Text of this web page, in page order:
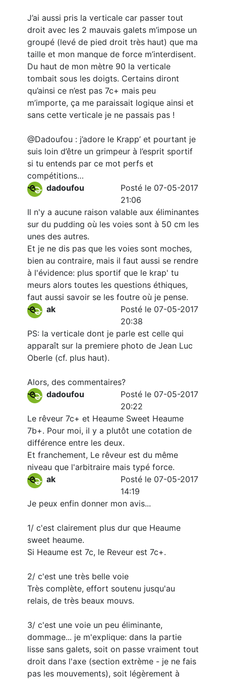
J’ai aussi pris la verticale car passer tout
droit avec les 2 mauvais galets m’impose un
groupé (levé de pied droit très haut) que ma
taille et mon manque de force m’interdisent.
Du haut de mon mètre 90 la verticale
tombait sous les doigts. Certains diront
qu’ainsi ce n’est pas 7c+ mais peu
m’importe, ça me paraissait logique ainsi et
sans cette verticale je ne passais pas !
@Dadoufou : j’adore le Krapp’ et pourtant je
suis loin d’être un grimpeur à l’esprit sportif
si tu entends par ce mot perfs et
compétitions…
dadoufou
Posté le 07-05-2017
21:06
Il n'y a aucune raison valable aux éliminantes
sur du pudding où les voies sont à 50 cm les
unes des autres.
Et je ne dis pas que les voies sont moches,
bien au contraire, mais il faut aussi se rendre
à l'évidence: plus sportif que le krap' tu
meurs alors toutes les questions éthiques,
faut aussi savoir se les foutre où je pense.
ak
Posté le 07-05-2017
20:38
PS: la verticale dont je parle est celle qui
apparaît sur la premiere photo de Jean Luc
Oberle (cf. plus haut).
Alors, des commentaires?
dadoufou
Posté le 07-05-2017
20:22
Le rêveur 7c+ et Heaume Sweet Heaume
7b+. Pour moi, il y a plutôt une cotation de
différence entre les deux.
Et franchement, Le rêveur est du même
niveau que l'arbitraire mais typé force.
ak
Posté le 07-05-2017
14:19
Je peux enfin donner mon avis...
1/ c'est clairement plus dur que Heaume
sweet heaume.
Si Heaume est 7c, le Reveur est 7c+.
2/ c'est une très belle voie
Très complète, effort soutenu jusqu'au
relais, de très beaux mouvs.
3/ c'est une voie un peu éliminante,
dommage... je m'explique: dans la partie
lisse sans galets, soit on passe vraiment tout
droit dans l'axe (section extrème - je ne fais
pas les mouvements), soit légèrement à